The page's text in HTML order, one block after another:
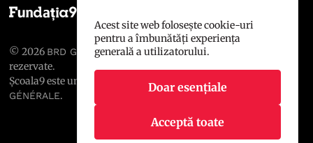
© 2026 BRD GROUPE SOCIÉTÉ GÉNÉRALE
rezervate.
Școala9 este un proiect susținut de
BRD GROUPE SOCIÉTÉ
GÉNÉRALE.
Acest site web folosește cookie-uri
pentru a îmbunătăți experiența
generală a utilizatorului.
Doar esențiale
Acceptă toate